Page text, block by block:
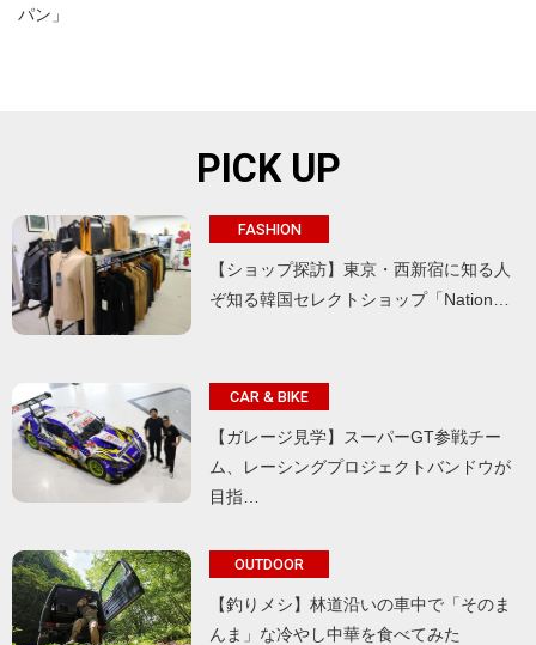
パン」
PICK UP
FASHION
【ショップ探訪】東京・西新宿に知る人
ぞ知る韓国セレクトショップ「Nation…
CAR & BIKE
【ガレージ見学】スーパーGT参戦チー
ム、レーシングプロジェクトバンドウが
目指…
OUTDOOR
【釣りメシ】林道沿いの車中で「そのま
んま」な冷やし中華を食べてみた